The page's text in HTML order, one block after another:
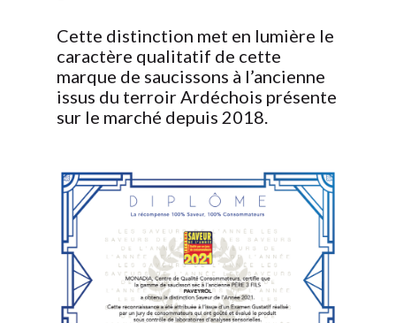
Cette distinction met en lumière le
caractère qualitatif de cette
marque de saucissons à l’ancienne
issus du terroir Ardéchois présente
sur le marché depuis 2018.